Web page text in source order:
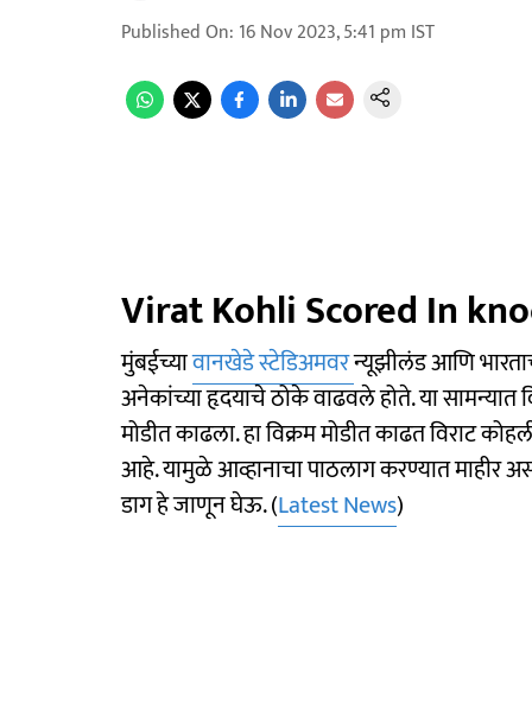
Published On: 16 Nov 2023, 5:41 pm IST
Virat Kohli Scored In
मुंबईच्यावानखेडे स्टेडिअमवरन्यूझीलंड आणि
अनेकांच्या हृदयाचे ठोके वाढवले होते. या
मोडीत काढला. हा विक्रम मोडीत काढत विराट
आहे. यामुळे आव्हानाचा पाठलाग करण्यात माहीर
डाग हे जाणून घेऊ. (Latest News)